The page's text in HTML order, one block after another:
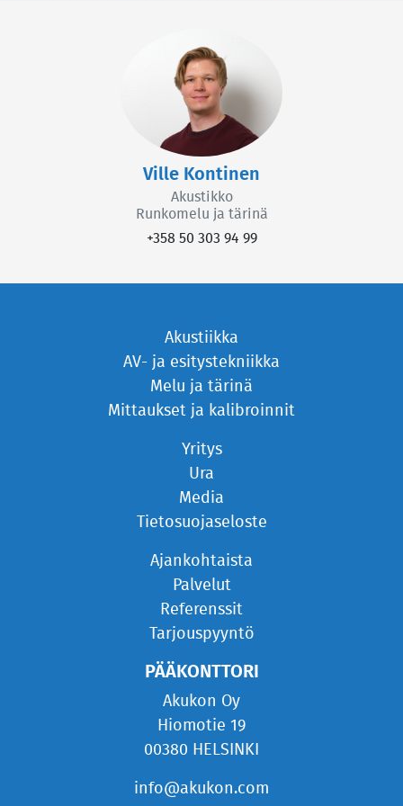
Ville Kontinen
Akustikko
Runkomelu ja tärinä
+358 50 303 94 99
Akustiikka
AV- ja esitystekniikka
Melu ja tärinä
Mittaukset ja kalibroinnit
Yritys
Ura
Media
Tietosuojaseloste
Ajankohtaista
Palvelut
Referenssit
Tarjouspyyntö
PÄÄKONTTORI
Akukon Oy
Hiomotie 19
00380 HELSINKI
info@akukon.com